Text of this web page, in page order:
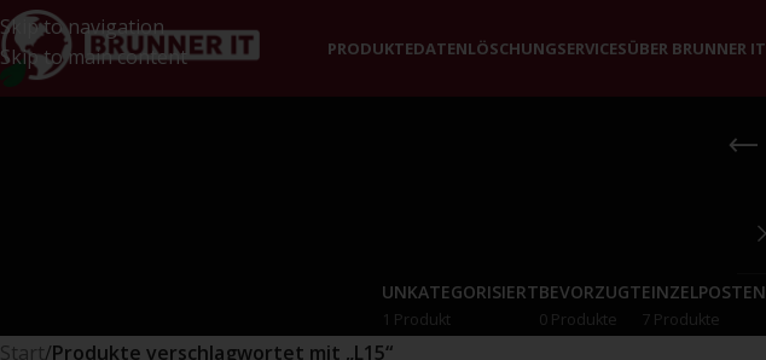
Skip to navigation
Skip to main content
PRODUKTEDATENLÖSCHUNGSERVICESÜBER BRUNNER IT
UNKATEGORISIERT
1 Produkt
BEVORZUGT
0 Produkte
EINZELPOSTEN
7 Produkte
Start/Produkte verschlagwortet mit „L15“